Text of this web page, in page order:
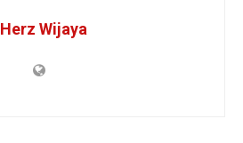
Herz Wijaya